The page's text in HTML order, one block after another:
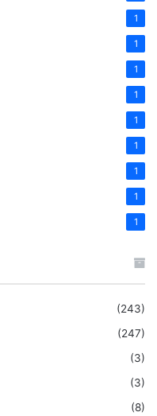
1
1
1
1
1
1
1
1
1
(243)
(247)
(3)
(3)
(8)